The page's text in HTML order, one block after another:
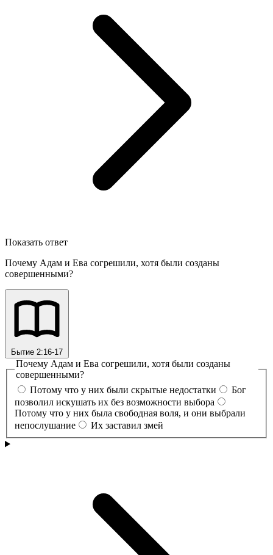
Показать ответ
Почему Адам и Ева согрешили, хотя были созданы
совершенными?
Бытие 2:16-17
Почему Адам и Ева согрешили, хотя были созданы
совершенными?
Потому что у них были скрытые недостатки
Бог
позволил искушать их без возможности выбора
Потому что у них была свободная воля, и они выбрали
непослушание
Их заставил змей